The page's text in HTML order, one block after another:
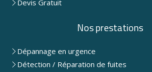
Devis Gratuit
Nos prestations
Dépannage en urgence
Détection / Réparation de fuites